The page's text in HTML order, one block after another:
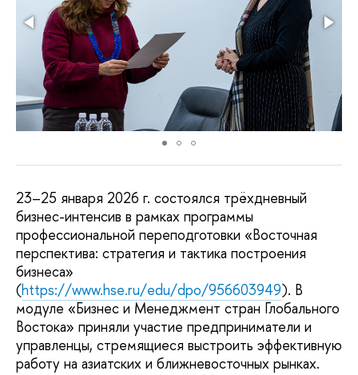
23–25 января 2026 г. состоялся трёхдневный
бизнес-интенсив в рамках программы
профессиональной переподготовки «Восточная
перспектива: стратегия и тактика построения
бизнеса»
(https://www.hse.ru/edu/dpo/956603949). В
модуле «Бизнес и Менеджмент стран Глобального
Востока» приняли участие предприниматели и
управленцы, стремящиеся выстроить эффективную
работу на азиатских и ближневосточных рынках.